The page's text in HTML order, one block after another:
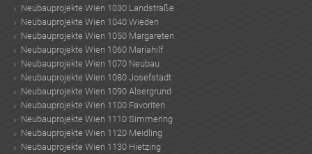
Neubauprojekte Wien 1030 Landstraße
Neubauprojekte Wien 1040 Wieden
Neubauprojekte Wien 1050 Margareten
Neubauprojekte Wien 1060 Mariahilf
Neubauprojekte Wien 1070 Neubau
Neubauprojekte Wien 1080 Josefstadt
Neubauprojekte Wien 1090 Alsergrund
Neubauprojekte Wien 1100 Favoriten
Neubauprojekte Wien 1110 Simmering
Neubauprojekte Wien 1120 Meidling
Neubauprojekte Wien 1130 Hietzing